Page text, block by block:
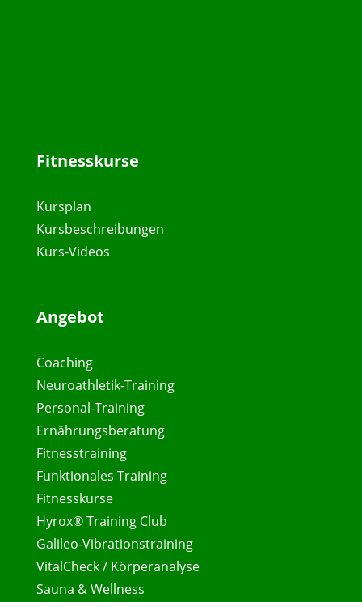
Fitnesskurse
Kursplan
Kursbeschreibungen
Kurs-Videos
Angebot
Coaching
Neuroathletik-Training
Personal-Training
Ernährungsberatung
Fitnesstraining
Funktionales Training
Fitnesskurse
Hyrox® Training Club
Galileo-Vibrationstraining
VitalCheck / Körperanalyse
Sauna & Wellness